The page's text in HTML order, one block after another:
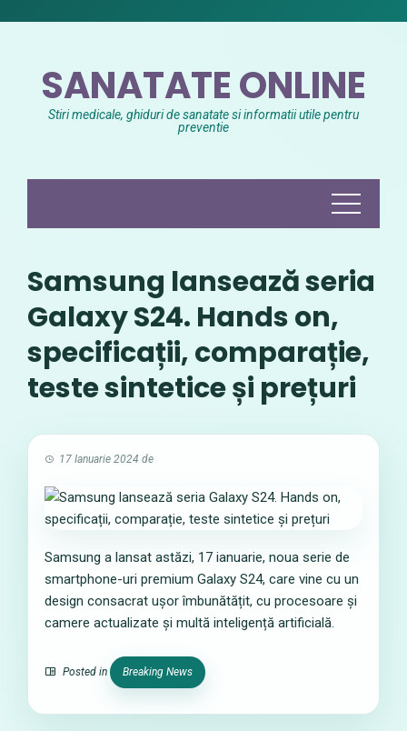
SANATATE ONLINE
Stiri medicale, ghiduri de sanatate si informatii utile pentru
preventie
Samsung lansează seria
Galaxy S24. Hands on,
specificații, comparație,
teste sintetice și prețuri
17 Ianuarie 2024 de
Samsung a lansat astăzi, 17 ianuarie, noua serie de
smartphone-uri premium Galaxy S24, care vine cu un
design consacrat ușor îmbunătățit, cu procesoare și
camere actualizate și multă inteligență artificială.
Posted in Breaking News